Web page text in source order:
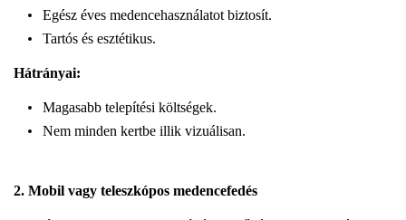
Egész éves medencehasználatot biztosít.
Tartós és esztétikus.
Hátrányai:
Magasabb telepítési költségek.
Nem minden kertbe illik vizuálisan.
2. Mobil vagy teleszkópos medencefedés